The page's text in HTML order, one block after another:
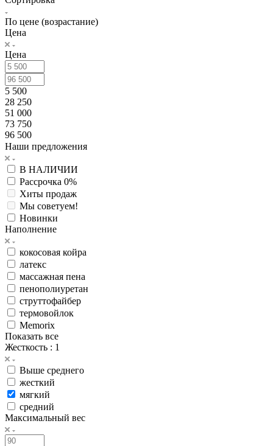
По цене (возрастание)
Цена
Цена
5 500
28 250
51 000
73 750
96 500
Наши предложения
В НАЛИЧИИ
Рассрочка 0%
Хиты продаж
Мы советуем!
Новинки
Наполнение
кокосовая койра
латекс
массажная пена
пенополиуретан
струттофайбер
термовойлок
Memorix
Показать все
Жесткость : 1
Выше среднего
жесткий
мягкий
средний
Максимальный вес